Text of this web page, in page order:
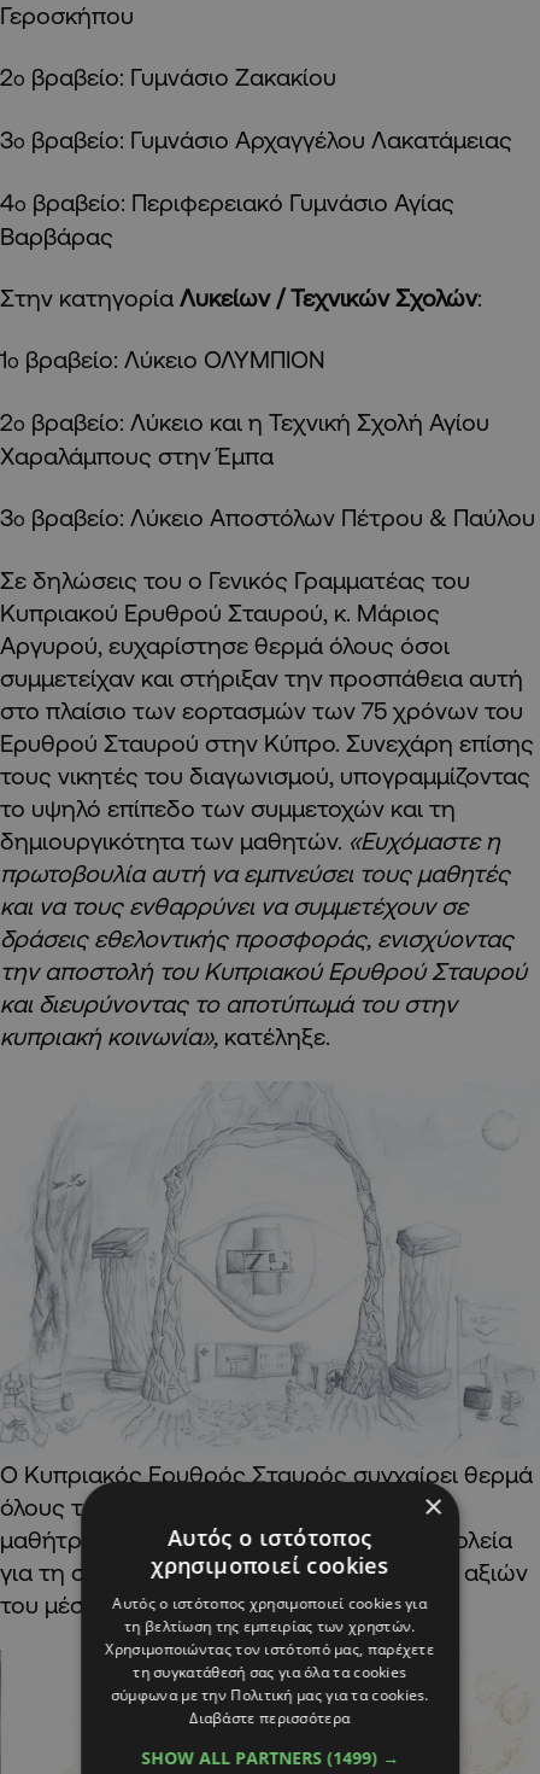
Γεροσκήπου
2ο βραβείο: Γυμνάσιο Ζακακίου
3ο βραβείο: Γυμνάσιο Αρχαγγέλου Λακατάμειας
4ο βραβείο: Περιφερειακό Γυμνάσιο Αγίας
Βαρβάρας
Στην κατηγορία Λυκείων / Τεχνικών Σχολών:
1ο βραβείο: Λύκειο ΟΛΥΜΠΙΟΝ
2ο βραβείο: Λύκειο και η Τεχνική Σχολή Αγίου
Χαραλάμπους στην Έμπα
3ο βραβείο: Λύκειο Αποστόλων Πέτρου & Παύλου
Σε δηλώσεις του ο Γενικός Γραμματέας του
Κυπριακού Ερυθρού Σταυρού, κ. Μάριος
Αργυρού, ευχαρίστησε θερμά όλους όσοι
συμμετείχαν και στήριξαν την προσπάθεια αυτή
στο πλαίσιο των εορτασμών των 75 χρόνων του
Ερυθρού Σταυρού στην Κύπρο. Συνεχάρη επίσης
τους νικητές του διαγωνισμού, υπογραμμίζοντας
το υψηλό επίπεδο των συμμετοχών και τη
δημιουργικότητα των μαθητών. «Ευχόμαστε η
πρωτοβουλία αυτή να εμπνεύσει τους μαθητές
και να τους ενθαρρύνει να συμμετέχουν σε
δράσεις εθελοντικής προσφοράς, ενισχύοντας
την αποστολή του Κυπριακού Ερυθρού Σταυρού
και διευρύνοντας το αποτύπωμά του στην
κυπριακή κοινωνία», κατέληξε.
Ο Κυπριακός Ερυθρός Σταυρός συγχαίρει θερμά
όλους τους συμμετέχοντες μαθητές και
μαθήτριες, τους εκπαιδευτικούς και τα σχολεία
για τη συμβολή τους στην προώθηση των αξιών
του μέσα από την τέχνη.
×
Αυτός ο ιστότοπος
χρησιμοποιεί cookies
Αυτός ο ιστότοπος χρησιμοποιεί cookies για
τη βελτίωση της εμπειρίας των χρηστών.
Χρησιμοποιώντας τον ιστότοπό μας, παρέχετε
τη συγκατάθεσή σας για όλα τα cookies
σύμφωνα με την Πολιτική μας για τα cookies.
Διαβάστε περισσότερα
SHOW ALL PARTNERS (1499) →